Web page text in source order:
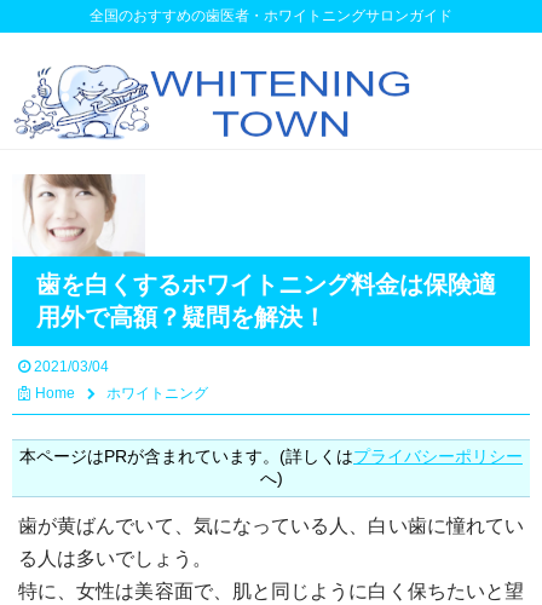
全国のおすすめの歯医者・ホワイトニングサロンガイド
歯を白くするホワイトニング料金は保険適
用外で高額？疑問を解決！
2021/03/04
Home
ホワイトニング
本ページはPRが含まれています。(詳しくはプライバシーポリシー
へ)
歯が黄ばんでいて、気になっている人、白い歯に憧れてい
る人は多いでしょう。
特に、女性は美容面で、肌と同じように白く保ちたいと望